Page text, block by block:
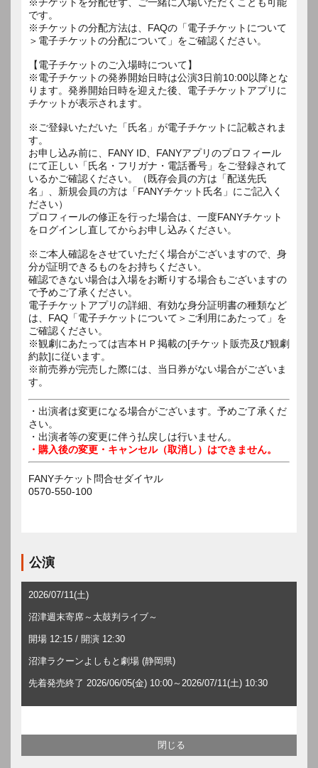
です。
※チケットの分配方法は、FAQの「電子チケットについて
＞電子チケットの分配について」をご確認ください。
【電子チケットのご入場時について】
※電子チケットの発券開始日時は公演3日前10:00以降とな
ります。発券開始日時を迎えた後、電子チケットアプリに
チケットが表示されます。
※ご登録いただいた「氏名」が電子チケットに記載されま
す。
お申し込み前に、FANY ID、FANYアプリのプロフィール
にて正しい「氏名・フリガナ・電話番号」をご登録されて
いるかご確認ください。（既存会員の方は「配送先氏
名」、新規会員の方は「FANYチケット氏名」にご記入く
ださい）
プロフィールの修正を行った場合は、一度FANYチケット
をログインし直してからお申し込みください。
※ご本人確認をさせていただく場合がございますので、身
分が証明できるものをお持ちください。
確認できない場合は入場をお断りする場合もございますの
で予めご了承ください。
電子チケットアプリの詳細、有効な身分証明書の種類など
は、FAQ「電子チケットについて＞ご利用にあたって」を
ご確認ください。
※観劇にあたっては吉本ＨＰ掲載の[チケット販売及び観劇
約款]に従います。
※前売券が完売した際には、当日券がない場合がございま
す。
・出演者は変更になる場合がございます。予めご了承くだ
さい。
・出演者等の変更に伴う払戻しは行いません。
・購入後の変更・キャンセル（取消し）はできません。
FANYチケット問合せダイヤル
0570-550-100
公演
2026/07/11(土)
沼津週末寄席～太鼓判ライブ～
開場 12:15 / 開演 12:30
沼津ラクーンよしもと劇場 (静岡県)
先着発売終了 2026/06/05(金) 10:00～2026/07/11(土) 10:30